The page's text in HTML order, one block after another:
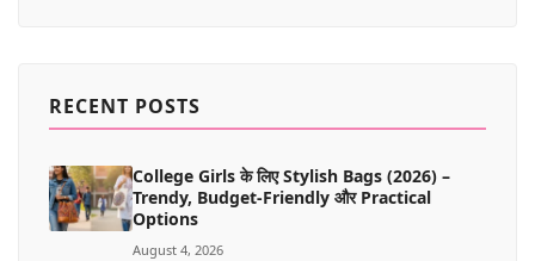
RECENT POSTS
College Girls के लिए Stylish Bags (2026) –
Trendy, Budget-Friendly और Practical
Options
August 4, 2026